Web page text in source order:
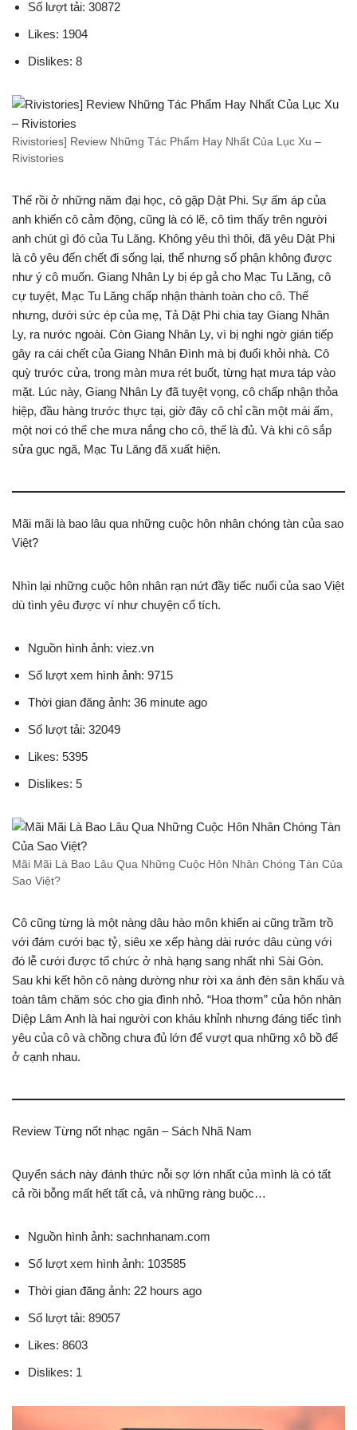
Số lượt tải: 30872
Likes: 1904
Dislikes: 8
Rivistories] Review Những Tác Phẩm Hay Nhất Của Lục Xu –
Rivistories
Thế rồi ở những năm đại học, cô gặp Dật Phi. Sự ấm áp của
anh khiến cô cảm động, cũng là có lẽ, cô tìm thấy trên người
anh chút gì đó của Tu Lăng. Không yêu thì thôi, đã yêu Dật Phi
là cô yêu đến chết đi sống lại, thế nhưng số phận không được
như ý cô muốn. Giang Nhân Ly bị ép gả cho Mạc Tu Lăng, cô
cự tuyệt, Mạc Tu Lăng chấp nhận thành toàn cho cô. Thế
nhưng, dưới sức ép của mẹ, Tả Dật Phi chia tay Giang Nhân
Ly, ra nước ngoài. Còn Giang Nhân Ly, vì bị nghi ngờ gián tiếp
gây ra cái chết của Giang Nhân Đình mà bị đuổi khỏi nhà. Cô
quỳ trước cửa, trong màn mưa rét buốt, từng hạt mưa táp vào
mặt. Lúc này, Giang Nhân Ly đã tuyệt vọng, cô chấp nhận thỏa
hiệp, đầu hàng trước thực tại, giờ đây cô chỉ cần một mái ấm,
một nơi có thể che mưa nắng cho cô, thế là đủ. Và khi cô sắp
sửa gục ngã, Mạc Tu Lăng đã xuất hiện.
Mãi mãi là bao lâu qua những cuộc hôn nhân chóng tàn của sao
Việt?
Nhìn lại những cuộc hôn nhân rạn nứt đầy tiếc nuối của sao Việt
dù tình yêu được ví như chuyện cổ tích.
Nguồn hình ảnh: viez.vn
Số lượt xem hình ảnh: 9715
Thời gian đăng ảnh: 36 minute ago
Số lượt tải: 32049
Likes: 5395
Dislikes: 5
Mãi Mãi Là Bao Lâu Qua Những Cuộc Hôn Nhân Chóng Tàn Của
Sao Việt?
Cô cũng từng là một nàng dâu hào môn khiến ai cũng trầm trồ
với đám cưới bạc tỷ, siêu xe xếp hàng dài rước dâu cùng với
đó lễ cưới được tổ chức ở nhà hạng sang nhất nhì Sài Gòn.
Sau khi kết hôn cô nàng dường như rời xa ánh đèn sân khấu và
toàn tâm chăm sóc cho gia đình nhỏ. “Hoa thơm” của hôn nhân
Diệp Lâm Anh là hai người con kháu khỉnh nhưng đáng tiếc tình
yêu của cô và chồng chưa đủ lớn để vượt qua những xô bồ để
ở cạnh nhau.
Review Từng nốt nhạc ngân – Sách Nhã Nam
Quyển sách này đánh thức nỗi sợ lớn nhất của mình là có tất
cả rồi bỗng mất hết tất cả, và những ràng buộc…
Nguồn hình ảnh: sachnhanam.com
Số lượt xem hình ảnh: 103585
Thời gian đăng ảnh: 22 hours ago
Số lượt tải: 89057
Likes: 8603
Dislikes: 1